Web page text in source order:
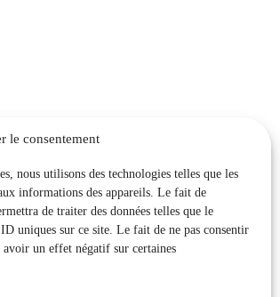
le consentement
nous utilisons des technologies telles que les
informations des appareils. Le fait de
de traiter des données telles que le
uniques sur ce site. Le fait de ne pas consentir
un effet négatif sur certaines